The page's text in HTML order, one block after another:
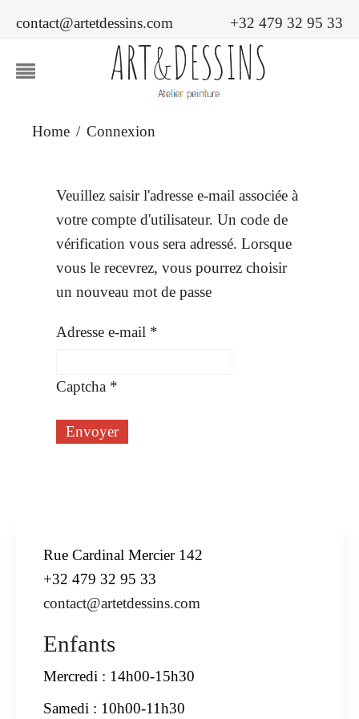
contact@artetdessins.com +32 479 32 95 33
Home Connexion
Veuillez saisir l'adresse e-mail associée à
votre compte d'utilisateur. Un code de
vérification vous sera adressé. Lorsque
vous le recevrez, vous pourrez choisir
un nouveau mot de passe
Adresse e-mail *
Captcha *
Envoyer
Rue Cardinal Mercier 142
+32 479 32 95 33
contact@artetdessins.com
Enfants
Mercredi : 14h00-15h30
Samedi : 10h00-11h30